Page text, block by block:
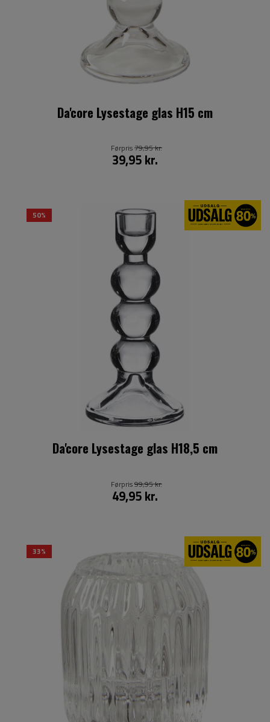
Da'core Lysestage glas H15 cm
39,95 kr.
Førpris79,95 kr.
50%
Da'core Lysestage glas H18,5 cm
49,95 kr.
Førpris99,95 kr.
33%